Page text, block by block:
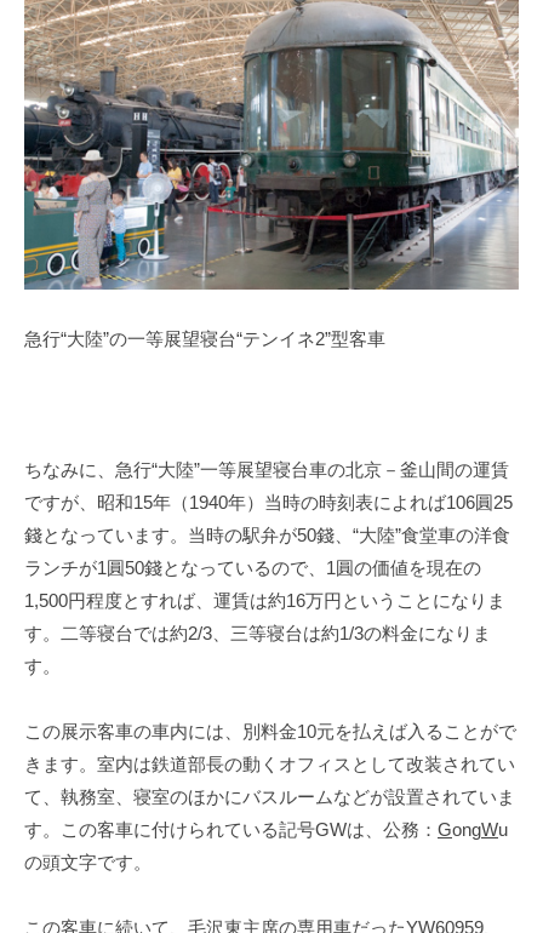
急行“大陸”の一等展望寝台“テンイネ2”型客車
ちなみに、急行“大陸”一等展望寝台車の北京－釜山間の運賃
ですが、昭和15年（1940年）当時の時刻表によれば106圓25
錢となっています。当時の駅弁が50錢、“大陸”食堂車の洋食
ランチが1圓50錢となっているので、 1圓の価値を現在の
1,500円程度とすれば、運賃は約16万円ということになりま
す。二等寝台では約2/3 、三等寝台は約1/3の料金になりま
す。
この展示客車の車内には、別料金10元を払えば入ることがで
きます。室内は鉄道部長の動くオフィスとして改装されてい
て、執務室、寝室のほかにバスルームなどが設置されていま
す。この客車に付けられている記号GWは、公務： GongWu
の頭文字です。
この客車に続いて、毛沢東主席の専用車だったYW60959